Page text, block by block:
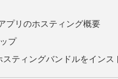
プリのホスティング概要
プ
ティングバンドルをインス